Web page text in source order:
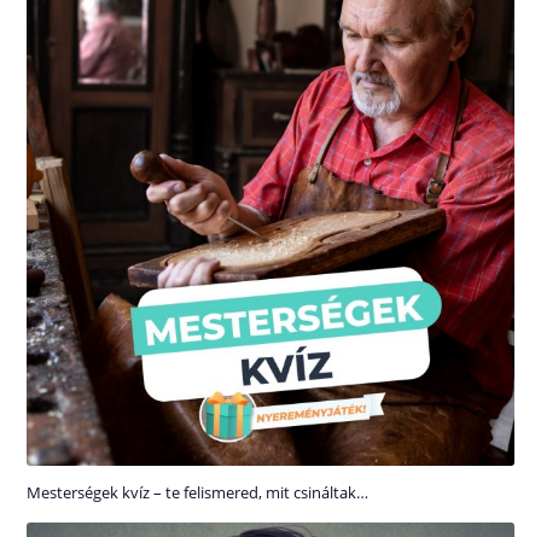
Mesterségek kvíz – te felismered, mit csináltak…